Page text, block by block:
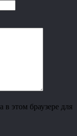
в этом браузере для